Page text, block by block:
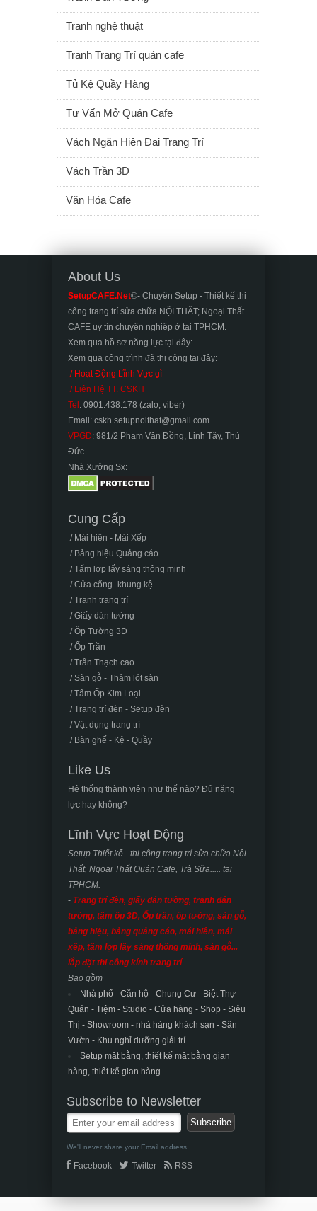
Tranh nghệ thuật
Tranh Trang Trí quán cafe
Tủ Kệ Quầy Hàng
Tư Vấn Mở Quán Cafe
Vách Ngăn Hiện Đại Trang Trí
Vách Trần 3D
Văn Hóa Cafe
About Us
SetupCAFE.Net©- Chuyên Setup - Thiết kế thi
công trang trí sửa chữa NỘI THẤT; Ngoại Thất
CAFE uy tín chuyên nghiệp ở tại TPHCM.
Xem qua hồ sơ năng lực tại đây:
Xem qua công trình đã thi công tại đây:
./ Hoạt Động Lĩnh Vực gì
./ Liên Hệ TT. CSKH
Tel : 0901.438.178 (zalo, viber)
Email: cskh.setupnoithat@gmail.com
VPGD: 981/2 Phạm Văn Đồng, Linh Tây, Thủ
Đức
Nhà Xưởng Sx:
Cung Cấp
./ Mái hiên - Mái Xếp
./ Bảng hiệu Quảng cáo
./ Tấm lợp lấy sáng thông minh
./ Cửa cổng- khung kệ
./ Tranh trang trí
./ Giấy dán tường
./ Ốp Tường 3D
./ Ốp Trần
./ Trần Thạch cao
./ Sàn gỗ - Thảm lót sàn
./ Tấm Ốp Kim Loại
./ Trang trí đèn - Setup đèn
./ Vật dụng trang trí
./ Bàn ghế - Kệ - Quầy
Like Us
Hệ thống thành viên như thế nào? Đủ năng
lực hay không?
Lĩnh Vực Hoạt Động
Setup Thiết kế - thi công trang trí sửa chữa Nội
Thất, Ngoại Thất Quán Cafe, Trà Sữa..... tại
TPHCM.
- Trang trí đèn, giấy dán tường, tranh dán
tường, tấm ốp 3D, Ốp trần, ốp tường, sàn gỗ,
bảng hiệu, bảng quảng cáo, mái hiên, mái
xếp, tấm lợp lấy sáng thông minh, sàn gỗ...
lắp đặt thi công kính trang trí
Bao gồm
Nhà phố - Căn hộ - Chung Cư - Biệt Thự -
Quán - Tiệm - Studio - Cửa hàng - Shop - Siêu
Thị - Showroom - nhà hàng khách sạn - Sân
Vườn - Khu nghỉ dưỡng giải trí
Setup mặt bằng, thiết kế mặt bằng gian
hàng, thiết kế gian hàng
Subscribe to Newsletter
We'll never share your Email address.
Facebook Twitter RSS